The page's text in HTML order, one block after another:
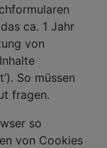
ca. 1 Jahr
von
So müssen
fragen.
so
von Cookies